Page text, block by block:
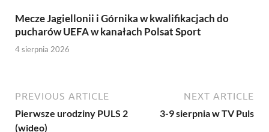
Mecze Jagiellonii i Górnika w kwalifikacjach do
pucharów UEFA w kanałach Polsat Sport
4 sierpnia 2026
PREVIOUS ARTICLE
Pierwsze urodziny PULS 2
(wideo)
NEXT ARTICLE
3-9 sierpnia w TV Puls